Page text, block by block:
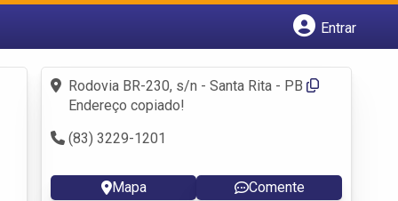
Entrar
Fazer login
Criar conta
Rodovia BR-230, s/n - Santa Rita - PB
Endereço copiado!
(83) 3229-1201
Mapa Comente